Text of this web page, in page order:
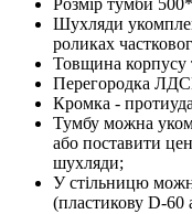
Розмір тумби
Шухляди
роликах
Товщина
Перегородка
Кромка -
Тумбу можна
або поставити
шухляди;
У стільницю
(пластикову D-60